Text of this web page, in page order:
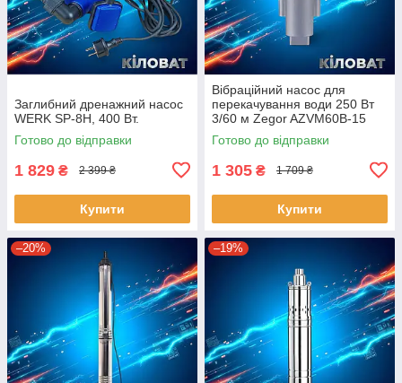
Заглибний дренажний насос
WERK SP-8H, 400 Вт.
Готово до відправки
1 829 ₴ 2 399 ₴
Купити
Вібраційний насос для
перекачування води 250 Вт
3/60 м Zegor AZVM60B-15
насос вібраційний верхній
забір
Готово до відправки
1 305 ₴ 1 709 ₴
Купити
–20% –19%